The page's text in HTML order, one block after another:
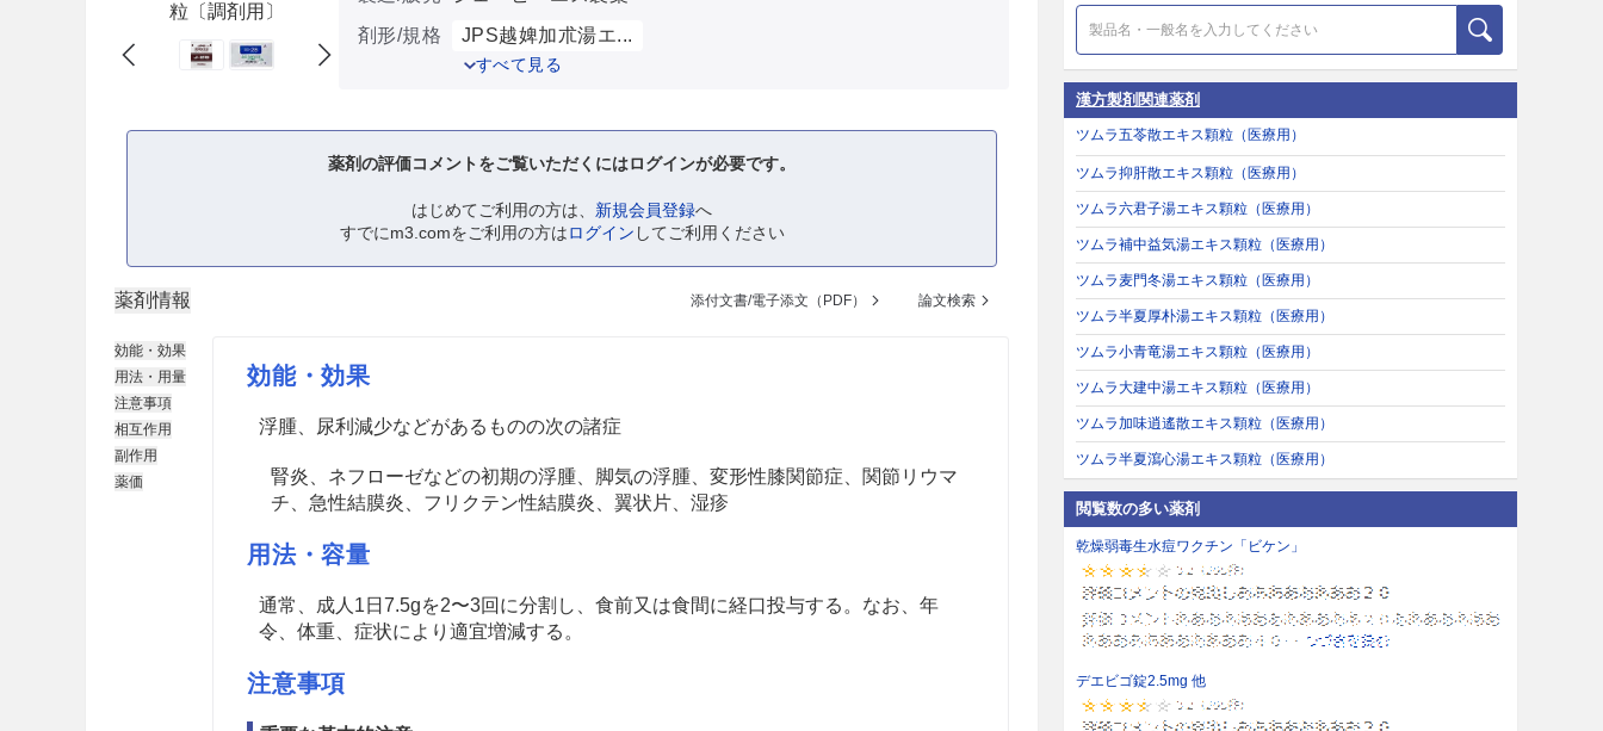
粒〔調剤用〕
剤形/規格
JPS越婢加朮湯エ...
すべて見る
薬剤の評価コメントをご覧いただくにはログインが必要です。
はじめてご利用の方は、 新規会員登録へ
すでにm3.comをご利用の方はログイン してご利用ください
薬剤情報 添付文書/電子添文（PDF） 論文検索
効能・効果
用法・用量
注意事項
相互作用
副作用
薬価
効能・効果
浮腫、尿利減少などがあるものの次の諸症
腎炎、ネフローゼなどの初期の浮腫、脚気の浮腫、変形性膝関節症、関節リウマ
チ、急性結膜炎、フリクテン性結膜炎、翼状片、湿疹
用法・容量
通常、成人1日7.5gを2〜3回に分割し、食前又は食間に経口投与する。なお、年
令、体重、症状により適宜増減する。
注意事項
漢方製剤関連薬剤
ツムラ五苓散エキス顆粒（医療用）
ツムラ抑肝散エキス顆粒（医療用）
ツムラ六君子湯エキス顆粒（医療用）
ツムラ補中益気湯エキス顆粒（医療用）
ツムラ麦門冬湯エキス顆粒（医療用）
ツムラ半夏厚朴湯エキス顆粒（医療用）
ツムラ小青竜湯エキス顆粒（医療用）
ツムラ大建中湯エキス顆粒（医療用）
ツムラ加味逍遙散エキス顆粒（医療用）
ツムラ半夏瀉心湯エキス顆粒（医療用）
閲覧数の多い薬剤
乾燥弱毒生水痘ワクチン「ビケン」
デエビゴ錠2.5mg 他